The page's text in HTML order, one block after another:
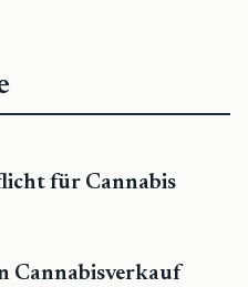
für Cannabis
Cannabisverkauf